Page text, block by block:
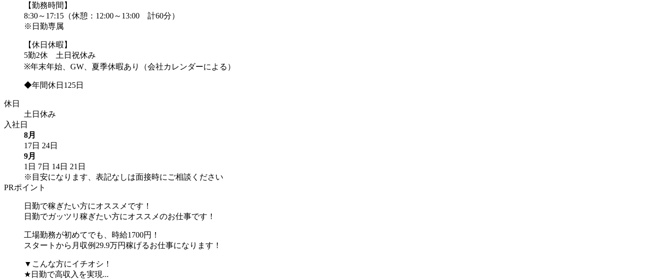
【勤務時間】
8:30～17:15（休憩：12:00～13:00 計60分）
※日勤専属
【休日休暇】
5勤2休 土日祝休み
※年末年始、GW、夏季休暇あり（会社カレンダーによる）
◆年間休日125日
休日
土日休み
入社日
8月
17日 24日
9月
1日 7日 14日 21日
※目安になります、表記なしは面接時にご相談ください
PRポイント
日勤で稼ぎたい方にオススメです！
日勤でガッツリ稼ぎたい方にオススメのお仕事です！
工場勤務が初めてでも、時給1700円！
スタートから月収例29.9万円稼げるお仕事になります！
▼こんな方にイチオシ！
★日勤で高収入を実現...